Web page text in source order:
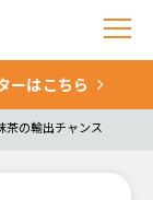
ーはこちら
茶の輸出チャンス